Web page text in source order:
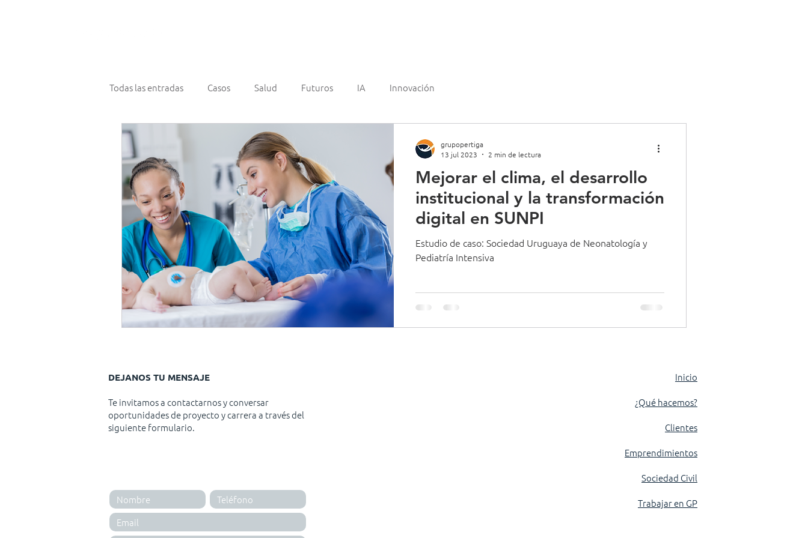
Todas las entradas Casos Salud Futuros IA Innovación
Mejorar el clima, el desarrollo
institucional y la transformación
digital en SUNPI
Estudio de caso: Sociedad Uruguaya de Neonatología y
Pediatría Intensiva
grupopertiga
13 jul 2023
2 min de lectura
DEJANOS TU MENSAJE
Te invitamos a contactarnos y conversar
oportunidades de proyecto y carrera a través del
siguiente formulario.
Inicio
¿Qué hacemos?
Clientes
Emprendimientos
Sociedad Civil
Trabajar en GP